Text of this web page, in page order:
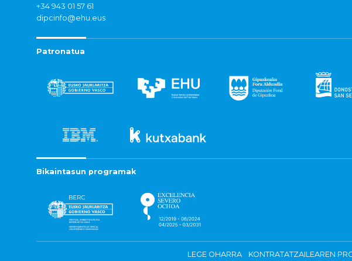
+34 943 01 57 61
dipcinfo@ehu.eus
Patronatua
Bikaintasun programak
LEGE OHARRA KONTRATATZAILEAREN